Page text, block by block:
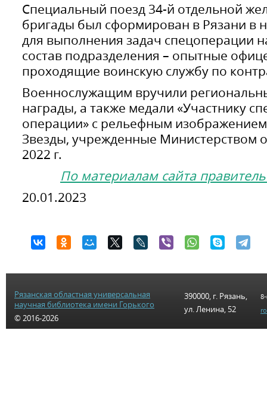
Специальный поезд 34-й отдельной
бригады был сформирован в Рязани в
для выполнения задач спецоперации
состав подразделения – опытные
проходящие воинскую службу по
Военнослужащим вручили
награды, а также медали «Участнику
операции» с рельефным
Звезды, учрежденные Министерством
2022 г.
По материалам сайта
20.01.2023
Рязанская областная универсальная
научная библиотека имени Горького
© 2016-2026
390000, г. Рязань,
ул. Ленина, 52